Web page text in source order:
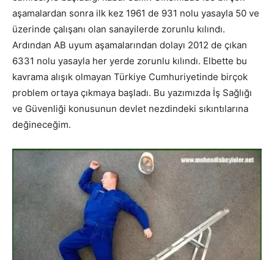
aşamalardan sonra ilk kez 1961 de 931 nolu yasayla 50 ve
üzerinde çalışanı olan sanayilerde zorunlu kılındı.
Ardından AB uyum aşamalarından dolayı 2012 de çıkan
6331 nolu yasayla her yerde zorunlu kılındı. Elbette bu
kavrama alışık olmayan Türkiye Cumhuriyetinde birçok
problem ortaya çıkmaya başladı. Bu yazımızda İş Sağlığı
ve Güvenliği konusunun devlet nezdindeki sıkıntılarına
değineceğim.